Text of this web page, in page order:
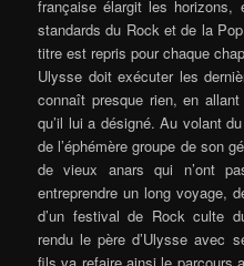
française élargit les horizons,
standards du Rock et de la
titre est repris pour chaque
Ulysse doit exécuter les
connaît presque rien, en
qu’il lui a désigné. Au volant
de l’éphémère groupe de son
de vieux anars qui n’ont
entreprendre un long voyage,
d’un festival de Rock culte
rendu le père d’Ulysse avec
fils va refaire ainsi le parcours